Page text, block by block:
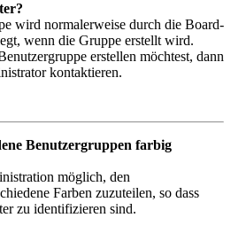
wird normalerweise durch die Board-
wenn die Gruppe erstellt wird.
erstellen möchtest, dann
kontaktieren.
Benutzergruppen farbig
möglich, den
Farben zuzuteilen, so dass
zu identifizieren sind.